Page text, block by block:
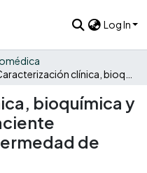
Log In
bioquímica y
de